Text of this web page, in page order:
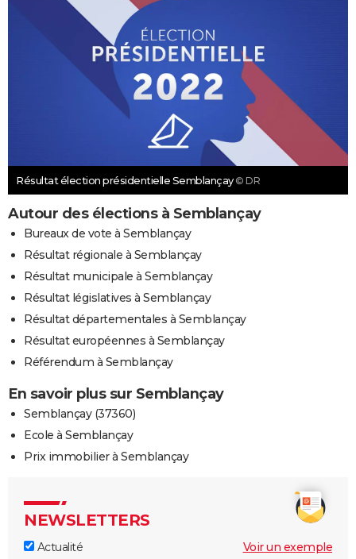
Résultat élection présidentielle Semblançay © DR
Autour des élections à Semblançay
Bureaux de vote à Semblançay
Résultat régionale à Semblançay
Résultat municipale à Semblançay
Résultat législatives à Semblançay
Résultat départementales à Semblançay
Résultat européennes à Semblançay
Référendum à Semblançay
En savoir plus sur Semblançay
Semblançay (37360)
Ecole à Semblançay
Prix immobilier à Semblançay
NEWSLETTERS
Actualité
Voir un exemple